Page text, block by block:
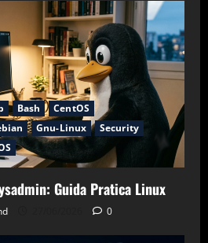
Bash
CentOS
Gnu-Linux
Security
Guida Pratica Linux
0